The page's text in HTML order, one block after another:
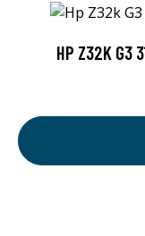
HP Z32K G3